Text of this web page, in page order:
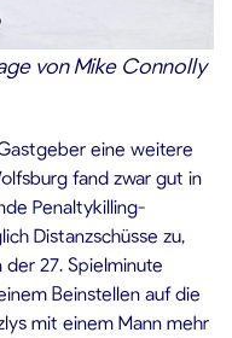
von Mike Connolly
eine weitere
fand zwar gut in
Penaltykilling-
Distanzschüsse zu,
27. Spielminute
Beinstellen auf die
mit einem Mann mehr